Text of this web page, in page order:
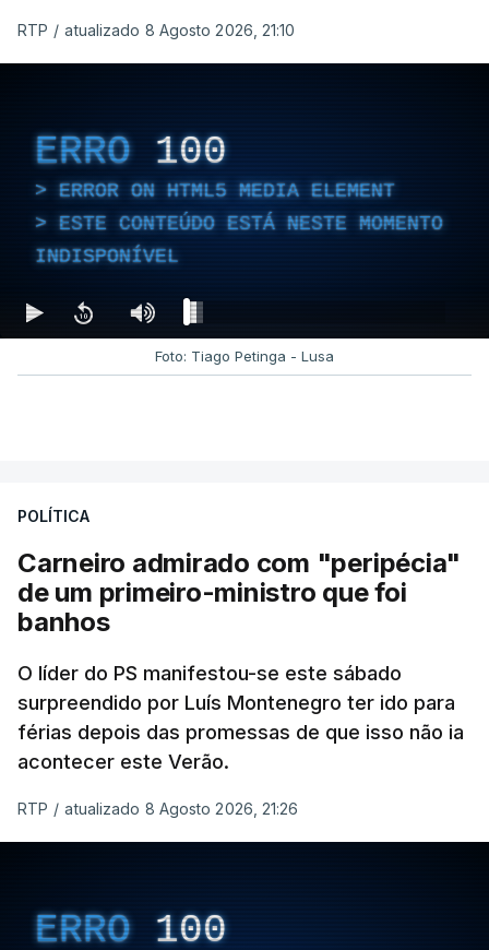
RTP / atualizado 8 Agosto 2026, 21:10
ERRO 100
ERROR ON HTML5 MEDIA ELEMENT
ESTE CONTEÚDO ESTÁ NESTE MOMENTO
INDISPONÍVEL
Foto: Tiago Petinga - Lusa
POLÍTICA
Carneiro admirado com "peripécia"
de um primeiro-ministro que foi
banhos
O líder do PS manifestou-se este sábado
surpreendido por Luís Montenegro ter ido para
férias depois das promessas de que isso não ia
acontecer este Verão.
RTP / atualizado 8 Agosto 2026, 21:26
ERRO 100